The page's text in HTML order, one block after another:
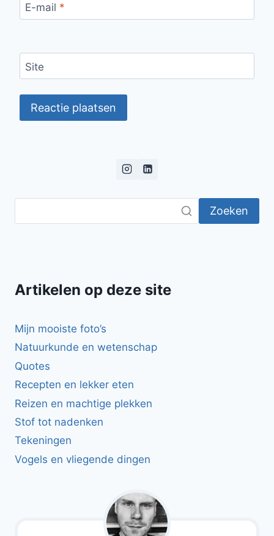
E-mail *
Site
Zoeken
Artikelen op deze site
Mijn mooiste foto’s
Natuurkunde en wetenschap
Quotes
Recepten en lekker eten
Reizen en machtige plekken
Stof tot nadenken
Tekeningen
Vogels en vliegende dingen